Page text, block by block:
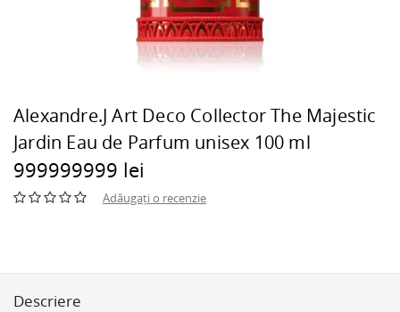
Alexandre.J Art Deco Collector The Majestic
Jardin Eau de Parfum unisex 100 ml
999999999 lei
Adăugați o recenzie
Descriere